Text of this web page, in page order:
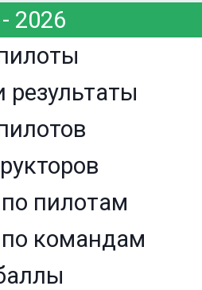
2026
результаты
пилотам
командам